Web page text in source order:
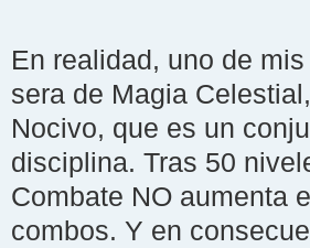
En realidad, uno de
sera de Magia
Nocivo, que es un
disciplina. Tras 50
Combate NO aumenta
combos. Y en